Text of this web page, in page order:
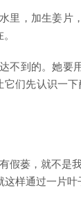
里，加生姜片
不到的。她要
们先认识一
蒌，就不是
样通过一片叶